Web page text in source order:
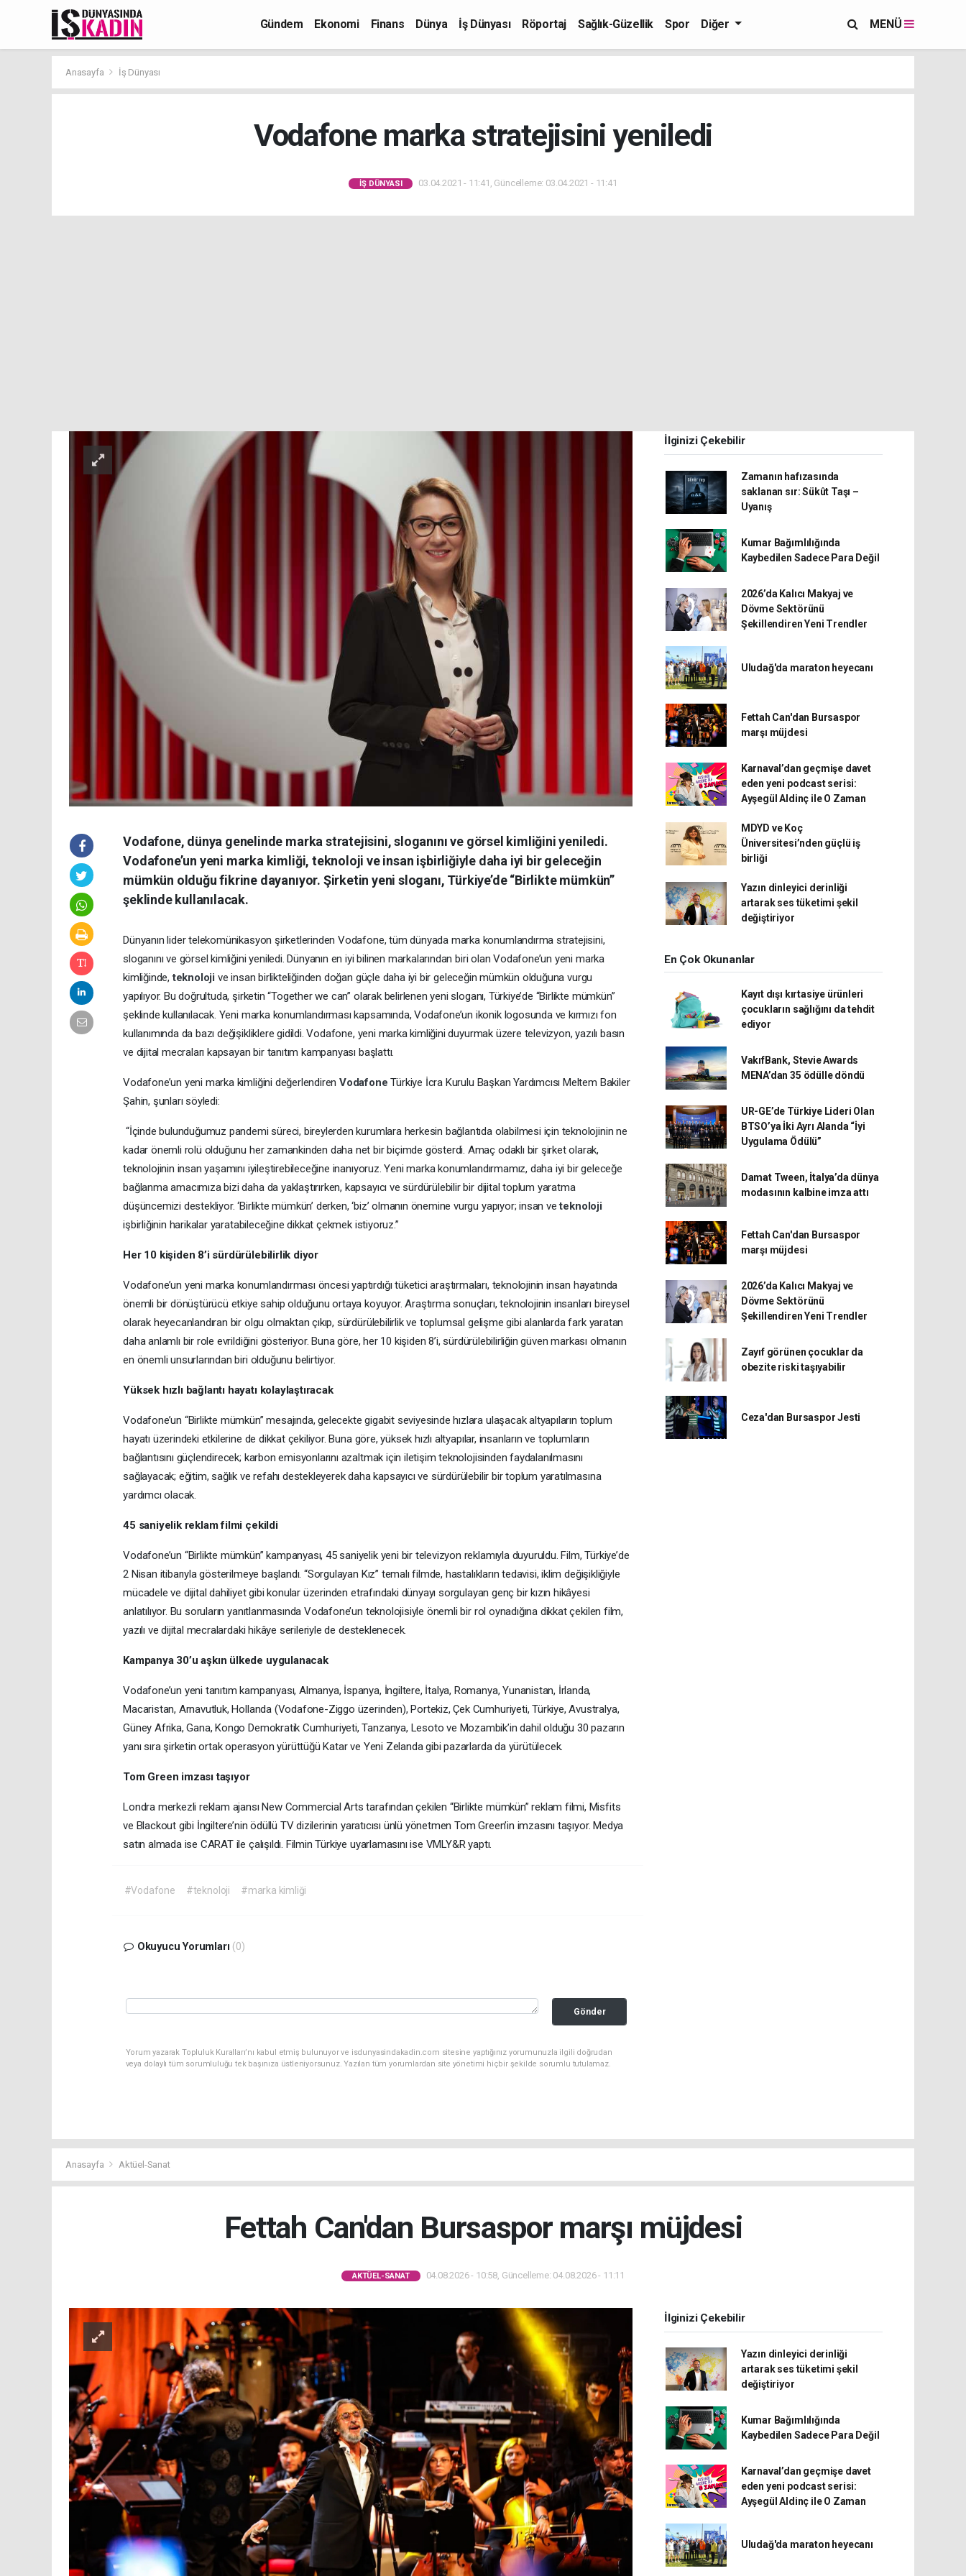
Gündem Ekonomi Finans Dünya İş Dünyası Röportaj Sağlık-Güzellik Spor Diğer MENÜ
Anasayfa İş Dünyası
Vodafone marka stratejisini yeniledi
İŞ DÜNYASI 03.04.2021 - 11:41, Güncelleme: 03.04.2021 - 11:41
Vodafone, dünya genelinde marka stratejisini, sloganını ve görsel kimliğini yeniledi.
Vodafone’un yeni marka kimliği, teknoloji ve insan işbirliğiyle daha iyi bir geleceğin
mümkün olduğu fikrine dayanıyor. Şirketin yeni sloganı, Türkiye’de “Birlikte mümkün”
şeklinde kullanılacak.
Dünyanın lider telekomünikasyon şirketlerinden Vodafone, tüm dünyada marka konumlandırma stratejisini,
sloganını ve görsel kimliğini yeniledi. Dünyanın en iyi bilinen markalarından biri olan Vodafone’un yeni marka
kimliğinde,teknoloji ve insan birlikteliğinden doğan güçle daha iyi bir geleceğin mümkün olduğuna vurgu
yapılıyor. Bu doğrultuda, şirketin “Together we can” olarak belirlenen yeni sloganı, Türkiye’de “Birlikte mümkün”
şeklinde kullanılacak. Yeni marka konumlandırması kapsamında, Vodafone’un ikonik logosunda ve kırmızı fon
kullanımında da bazı değişikliklere gidildi. Vodafone, yeni marka kimliğini duyurmak üzere televizyon, yazılı basın
ve dijital mecraları kapsayan bir tanıtım kampanyası başlattı.
Vodafone’un yeni marka kimliğini değerlendirenVodafoneTürkiye İcra Kurulu Başkan Yardımcısı Meltem Bakiler
Şahin, şunları söyledi:
“İçinde bulunduğumuz pandemi süreci, bireylerden kurumlara herkesin bağlantıda olabilmesi için teknolojinin ne
kadar önemli rolü olduğunu her zamankinden daha net bir biçimde gösterdi. Amaç odaklı bir şirket olarak,
teknolojinin insan yaşamını iyileştirebileceğine inanıyoruz. Yeni marka konumlandırmamız, daha iyi bir geleceğe
bağlanma amacımıza bizi daha da yaklaştırırken, kapsayıcı ve sürdürülebilir bir dijital toplum yaratma
düşüncemizi destekliyor. ‘Birlikte mümkün’ derken, ‘biz’ olmanın önemine vurgu yapıyor; insan veteknoloji
işbirliğinin harikalar yaratabileceğine dikkat çekmek istiyoruz.”
Her 10 kişiden 8’i sürdürülebilirlik diyor
Vodafone’un yeni marka konumlandırması öncesi yaptırdığı tüketici araştırmaları, teknolojinin insan hayatında
önemli bir dönüştürücü etkiye sahip olduğunu ortaya koyuyor. Araştırma sonuçları, teknolojinin insanları bireysel
olarak heyecanlandıran bir olgu olmaktan çıkıp, sürdürülebilirlik ve toplumsal gelişme gibi alanlarda fark yaratan
daha anlamlı bir role evrildiğini gösteriyor. Buna göre, her 10 kişiden 8’i, sürdürülebilirliğin güven markası olmanın
en önemli unsurlarından biri olduğunu belirtiyor.
Yüksek hızlı bağlantı hayatı kolaylaştıracak
Vodafone’un “Birlikte mümkün” mesajında, gelecekte gigabit seviyesinde hızlara ulaşacak altyapıların toplum
hayatı üzerindeki etkilerine de dikkat çekiliyor. Buna göre, yüksek hızlı altyapılar, insanların ve toplumların
bağlantısını güçlendirecek; karbon emisyonlarını azaltmak için iletişim teknolojisinden faydalanılmasını
sağlayacak; eğitim, sağlık ve refahı destekleyerek daha kapsayıcı ve sürdürülebilir bir toplum yaratılmasına
yardımcı olacak.
45 saniyelik reklam filmi çekildi
Vodafone’un “Birlikte mümkün” kampanyası, 45 saniyelik yeni bir televizyon reklamıyla duyuruldu. Film, Türkiye’de
2 Nisan itibarıyla gösterilmeye başlandı. “Sorgulayan Kız” temalı filmde, hastalıkların tedavisi, iklim değişikliğiyle
mücadele ve dijital dahiliyet gibi konular üzerinden etrafındaki dünyayı sorgulayan genç bir kızın hikâyesi
anlatılıyor. Bu soruların yanıtlanmasında Vodafone’un teknolojisiyle önemli bir rol oynadığına dikkat çekilen film,
yazılı ve dijital mecralardaki hikâye serileriyle de desteklenecek.
Kampanya 30’u aşkın ülkede uygulanacak
Vodafone’un yeni tanıtım kampanyası, Almanya, İspanya, İngiltere, İtalya, Romanya, Yunanistan, İrlanda,
Macaristan, Arnavutluk, Hollanda (Vodafone-Ziggo üzerinden), Portekiz, Çek Cumhuriyeti, Türkiye, Avustralya,
Güney Afrika, Gana, Kongo Demokratik Cumhuriyeti, Tanzanya, Lesoto ve Mozambik’in dahil olduğu 30 pazarın
yanı sıra şirketin ortak operasyon yürüttüğü Katar ve Yeni Zelanda gibi pazarlarda da yürütülecek.
Tom Green imzası taşıyor
Londra merkezli reklam ajansı New Commercial Arts tarafından çekilen “Birlikte mümkün” reklam filmi, Misfits
ve Blackout gibi İngiltere’nin ödüllü TV dizilerinin yaratıcısı ünlü yönetmen Tom Green’in imzasını taşıyor. Medya
satın almada ise CARAT ile çalışıldı. Filmin Türkiye uyarlamasını ise VMLY&R yaptı.
#Vodafone #teknoloji #marka kimliği
Okuyucu Yorumları (0)
Gönder
Yorum yazarak Topluluk Kuralları’nı kabul etmiş bulunuyor ve isdunyasindakadin.com sitesine yaptığınız yorumunuzla ilgili doğrudan
veya dolaylı tüm sorumluluğu tek başınıza üstleniyorsunuz. Yazılan tüm yorumlardan site yönetimi hiçbir şekilde sorumlu tutulamaz.
İlginizi Çekebilir
Zamanın hafızasında
saklanan sır: Sükût Taşı –
Uyanış
Kumar Bağımlılığında
Kaybedilen Sadece Para Değil
2026’da Kalıcı Makyaj ve
Dövme Sektörünü
Şekillendiren Yeni Trendler
Uludağ'da maraton heyecanı
Fettah Can'dan Bursaspor
marşı müjdesi
Karnaval’dan geçmişe davet
eden yeni podcast serisi:
Ayşegül Aldinç ile O Zaman
MDYD ve Koç
Üniversitesi’nden güçlü iş
birliği
Yazın dinleyici derinliği
artarak ses tüketimi şekil
değiştiriyor
En Çok Okunanlar
Kayıt dışı kırtasiye ürünleri
çocukların sağlığını da tehdit
ediyor
VakıfBank, Stevie Awards
MENA’dan 35 ödülle döndü
UR-GE’de Türkiye Lideri Olan
BTSO’ya İki Ayrı Alanda “İyi
Uygulama Ödülü”
Damat Tween, İtalya’da dünya
modasının kalbine imza attı
Fettah Can'dan Bursaspor
marşı müjdesi
2026’da Kalıcı Makyaj ve
Dövme Sektörünü
Şekillendiren Yeni Trendler
Zayıf görünen çocuklar da
obezite riski taşıyabilir
Ceza'dan Bursaspor Jesti
Anasayfa Aktüel-Sanat
Fettah Can'dan Bursaspor marşı müjdesi
AKTÜEL-SANAT 04.08.2026 - 10:58, Güncelleme: 04.08.2026 - 11:11
İlginizi Çekebilir
Yazın dinleyici derinliği
artarak ses tüketimi şekil
değiştiriyor
Kumar Bağımlılığında
Kaybedilen Sadece Para Değil
Karnaval’dan geçmişe davet
eden yeni podcast serisi:
Ayşegül Aldinç ile O Zaman
Uludağ'da maraton heyecanı